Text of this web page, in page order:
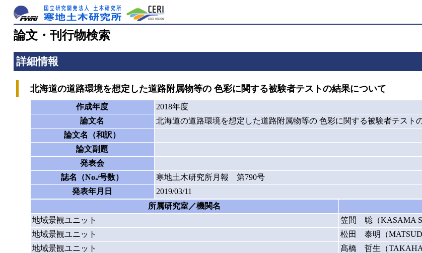
論文・刊行物検索
詳細情報
北海道の道路環境を想定した道路附属物等の 色彩に関する被験者テストの結果について
作成年度
2018年度
論文名
北海道の道路環境を想定した道路附属物等の 色彩に関する被験者テスト
論文名（和訳）
論文副題
発表会
誌名（No./号数）
寒地土木研究所月報 第790号
発表年月日
2019/03/11
所属研究室／機関名
地域景観ユニット
笠間 聡（KASAMA
地域景観ユニット
松田 泰明（
地域景観ユニット
髙橋 哲生（